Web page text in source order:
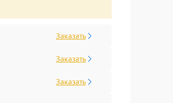
Заказать
Заказать
Заказать